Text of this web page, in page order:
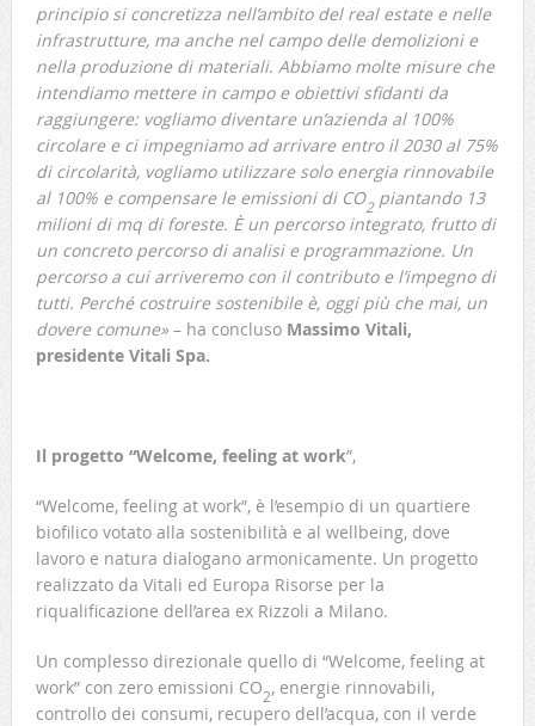
principio si concretizza nell’ambito del real estate e nelle
infrastrutture, ma anche nel campo delle demolizioni e
nella produzione di materiali. Abbiamo molte misure che
intendiamo mettere in campo e obiettivi sfidanti da
raggiungere: vogliamo diventare un’azienda al 100%
circolare e ci impegniamo ad arrivare entro il 2030 al 75%
di circolarità, vogliamo utilizzare solo energia rinnovabile
al 100% e compensare le emissioni di CO2piantando 13
milioni di mq di foreste. È un percorso integrato, frutto di
un concreto percorso di analisi e programmazione. Un
percorso a cui arriveremo con il contributo e l’impegno di
tutti. Perché costruire sostenibile è, oggi più che mai, un
dovere comune»– ha concluso Massimo Vitali,
presidente Vitali Spa.
Il progetto “Welcome, feeling at work”,
“Welcome, feeling at work”, è l’esempio di un quartiere
biofilico votato alla sostenibilità e al wellbeing, dove
lavoro e natura dialogano armonicamente. Un progetto
realizzato da Vitali ed Europa Risorse per la
riqualificazione dell’area ex Rizzoli a Milano.
Un complesso direzionale quello di “Welcome, feeling at
work” con zero emissioni CO2, energie rinnovabili,
controllo dei consumi, recupero dell’acqua, con il verde